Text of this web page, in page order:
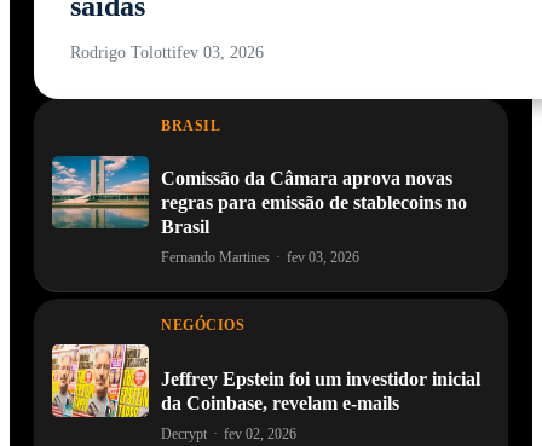
Rodrigo Tolottifev 03, 2026
BRASIL
Comissão da Câmara aprova novas
regras para emissão de stablecoins no
Brasil
Fernando Martines · fev 03, 2026
NEGÓCIOS
Jeffrey Epstein foi um investidor inicial
da Coinbase, revelam e-mails
Decrypt · fev 02, 2026